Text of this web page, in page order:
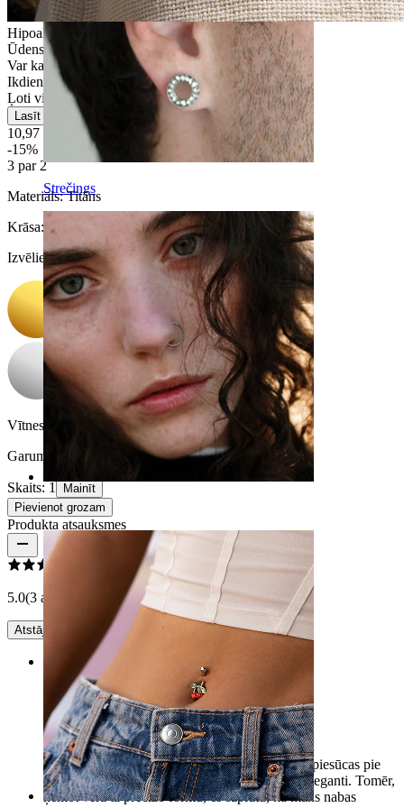
Strečings
Deguns
Hipoalerģiska
Ūdensizturīga
Var kalpot ilgstoši
Ikdienas lietošana
Ļoti vienkārša
Lasīt vairāk
10,97 €
12,90 €
-15%
3 par 2
Materiāls:Titāns
Krāsa:
Izvēlieties Krāsa
Vītnes biezums:
1,6 mm
Garums:
Skaits: 1
Mainīt
Pievienot grozam
Produkta atsauksmes
5.0(3 atsauksmes)
Atstāj atsauksmi!
Ļoti apmierināts
Ļoti ērts rotaslietu izstrādājums ikdienai. Tas nepiesūcas pie
drēbēm un nesaspiež ādu. Tas arī izskatās ļoti eleganti. Tomēr,
ņemot vērā tā precīzo formu, es sapratu, ka mans nabas